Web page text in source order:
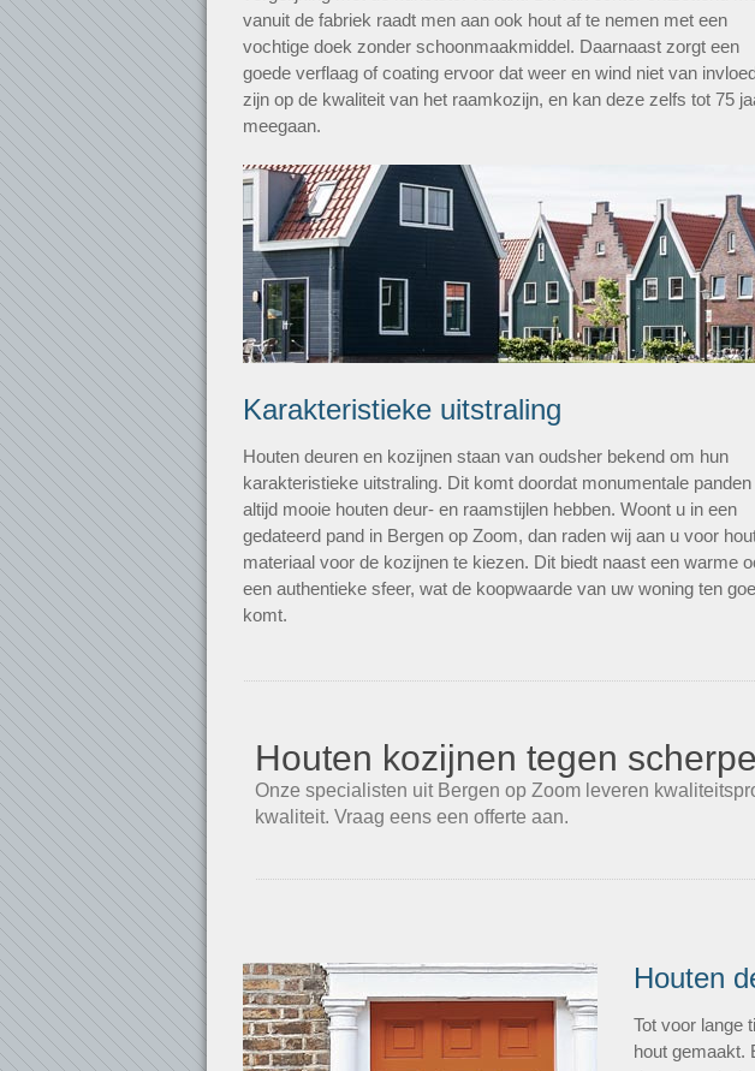
vanuit de fabriek raadt men aan ook hout af te nemen met een
vochtige doek zonder schoonmaakmiddel. Daarnaast zorgt een
goede verflaag of coating ervoor dat weer en wind niet van
zijn op de kwaliteit van het raamkozijn, en kan deze zelfs tot 75
meegaan.
Karakteristieke uitstraling
Houten deuren en kozijnen staan van oudsher bekend om hun
karakteristieke uitstraling. Dit komt doordat monumentale panden
altijd mooie houten deur- en raamstijlen hebben. Woont u in een
gedateerd pand in Bergen op Zoom, dan raden wij aan u voor
materiaal voor de kozijnen te kiezen. Dit biedt naast een warme
een authentieke sfeer, wat de koopwaarde van uw woning ten
komt.
Houten kozijnen tegen
Onze specialisten uit Bergen op Zoom leveren
kwaliteit. Vraag eens een offerte aan.
Houten
Tot voor lange
hout gemaakt.